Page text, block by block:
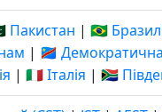
Пакистан | 🇧🇷
| 🇨🇩
| 🇮🇹 Італія | 🇿🇦